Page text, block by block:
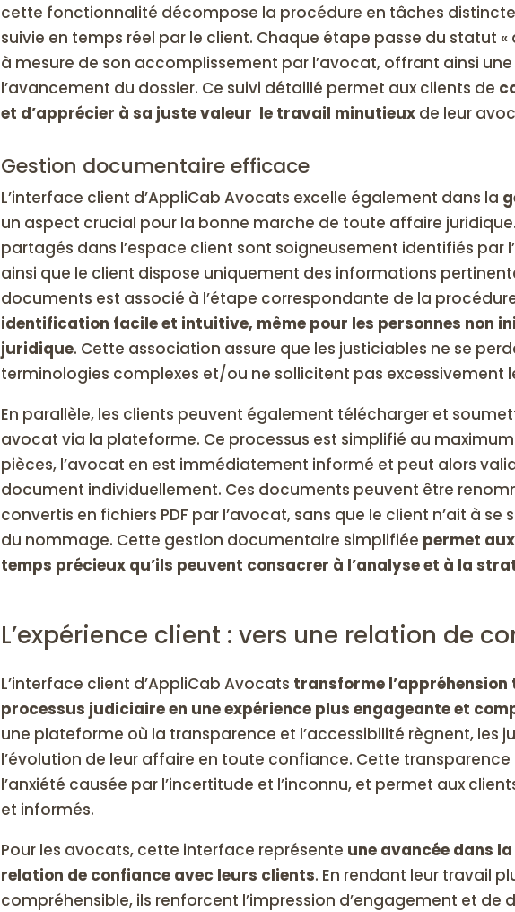
cette fonctionnalité décompose la procédure en tâches
suivie en temps réel par le client. Chaque étape passe du statut «
à mesure de son accomplissement par l’avocat, offrant ainsi
l’avancement du dossier. Ce suivi détaillé permet aux clients de
et d’apprécier à sa juste valeur le travail minutieuxde leur
Gestion documentaire efficace
L’interface client d’AppliCab Avocats excelle également dans la
un aspect crucial pour la bonne marche de toute affaire
partagés dans l’espace client sont soigneusement identifiés par
ainsi que le client dispose uniquement des informations
documents est associé à l’étape correspondante de la
identification facile et intuitive, même pour les personnes non
juridique. Cette association assure que les justiciables ne se
terminologies complexes et/ou ne sollicitent pas excessivement
En parallèle, les clients peuvent également télécharger et
avocat via la plateforme. Ce processus est simplifié au
pièces, l’avocat en est immédiatement informé et peut alors
document individuellement. Ces documents peuvent être
convertis en fichiers PDF par l’avocat, sans que le client n’ait à
du nommage. Cette gestion documentaire simplifiée permet
temps précieux qu’ils peuvent consacrer à l’analyse et à la
L’expérience client : vers une relation de
L’interface client d’AppliCab Avocats transforme
processus judiciaire en une expérience plus engageante et
une plateforme où la transparence et l’accessibilité règnent, les
l’évolution de leur affaire en toute confiance. Cette
l’anxiété causée par l’incertitude et l’inconnu, et permet aux
et informés.
Pour les avocats, cette interface représente une avancée dans
relation de confiance avec leurs clients. En rendant leur travail
compréhensible, ils renforcent l’impression d’engagement et de